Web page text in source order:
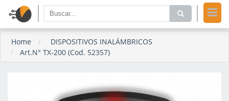
Home
DISPOSITIVOS INALÁMBRICOS
Art.N° TX-200 (Cod. 52357)